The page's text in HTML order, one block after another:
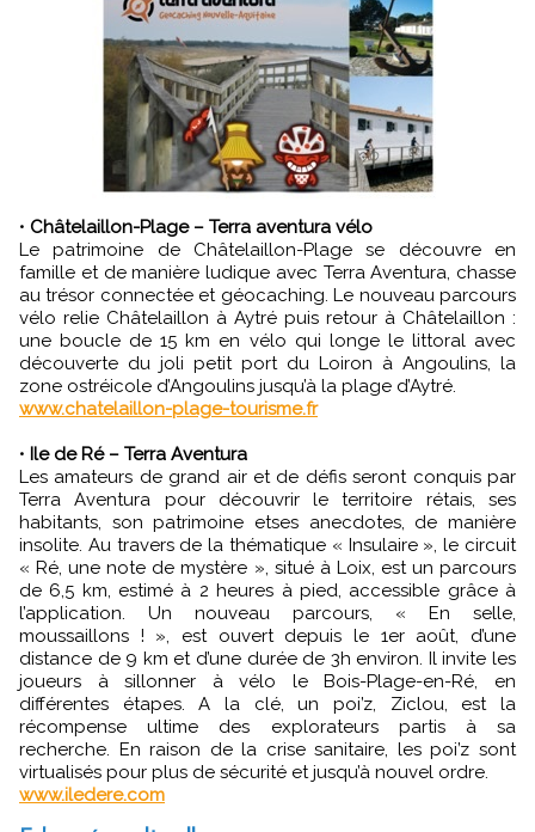
•
Châtelaillon-Plage – Terra aventura vélo
Le patrimoine de Châtelaillon-Plage se découvre en
famille et de manière ludique avec Terra Aventura, chasse
au trésor connectée et géocaching. Le nouveau parcours
vélo relie Châtelaillon à Aytré puis retour à Châtelaillon :
une boucle de 15 km en vélo qui longe le littoral avec
découverte du joli petit port du Loiron à Angoulins, la
zone ostréicole d’Angoulins jusqu’à la plage d’Aytré.
www.chatelaillon-plage-tourisme.fr
• Ile de Ré – Terra Aventura
Les amateurs de grand air et de défis seront conquis par
Terra Aventura pour découvrir le territoire rétais, ses
habitants, son patrimoine etses anecdotes, de manière
insolite. Au travers de la thématique « Insulaire », le circuit
« Ré, une note de mystère », situé à Loix, est un parcours
de 6,5 km, estimé à 2 heures à pied, accessible grâce à
l’application. Un nouveau parcours, « En selle,
moussaillons ! », est ouvert depuis le 1er août, d’une
distance de 9 km et d’une durée de 3h environ. Il invite les
joueurs à sillonner à vélo le Bois-Plage-en-Ré, en
différentes étapes. A la clé, un poi’z, Ziclou, est la
récompense ultime des explorateurs partis à sa
recherche. En raison de la crise sanitaire, les poi’z sont
virtualisés pour plus de sécurité et jusqu’à nouvel ordre.
www.iledere.com